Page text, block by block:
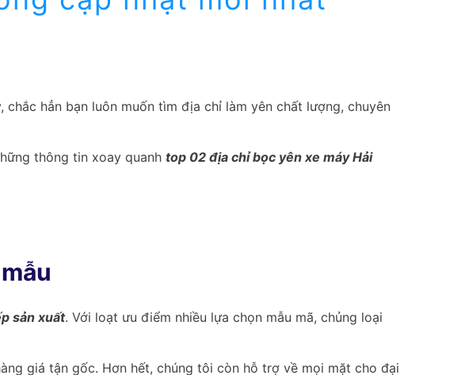
hẳn bạn luôn muốn tìm địa chỉ làm yên chất lượng, chuyên
thông tin xoay quanh top 02 địa chỉ bọc yên xe máy Hải
sản xuất. Với loạt ưu điểm nhiều lựa chọn mẫu mã, chủng loại
giá tận gốc. Hơn hết, chúng tôi còn hỗ trợ về mọi mặt cho đại